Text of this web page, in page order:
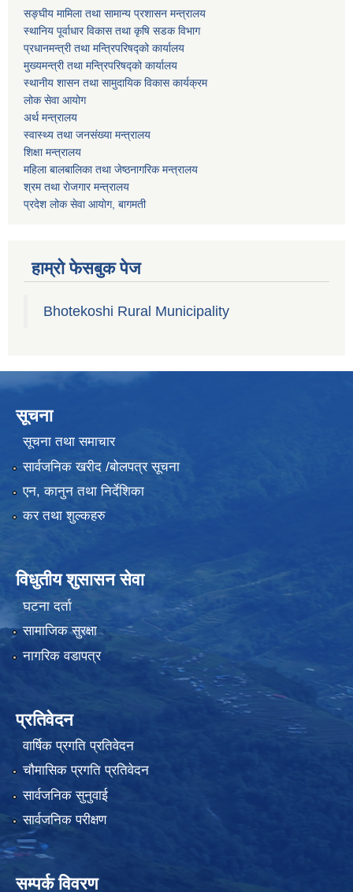
सङ्घीय मामिला तथा सामान्य प्रशासन मन्त्रालय
स्थानिय पूर्वाधार विकास तथा कृषि सडक विभाग
प्रधानमन्त्री तथा मन्त्रिपरिषद्को कार्यालय
मुख्यमन्त्री तथा मन्त्रिपरिषद्को कार्यालय
स्थानीय शासन तथा सामुदायिक विकास कार्यक्रम
लोक सेवा आयोग
अर्थ मन्त्रालय
स्वास्थ्य तथा जनस‌ंख्या मन्त्रालय
शिक्षा मन्त्रालय
महिला बालबालिका तथा जेष्ठनागरिक मन्त्रालय
श्रम तथा राेजगार मन्त्रालय
प्रदेश लोक सेवा आयाेग, बागमती
हाम्रो फेसबुक पेज
Bhotekoshi Rural Municipality
सूचना
सूचना तथा समाचार
सार्वजनिक खरीद /बोलपत्र सूचना
एन, कानुन तथा निर्देशिका
कर तथा शुल्कहरु
विधुतीय शुसासन सेवा
घटना दर्ता
सामाजिक सुरक्षा
नागरिक वडापत्र
प्रतिवेदन
वार्षिक प्रगति प्रतिवेदन
चौमासिक प्रगति प्रतिवेदन
सार्वजनिक सुनुवाई
सार्वजनिक परीक्षण
सम्पर्क विवरण